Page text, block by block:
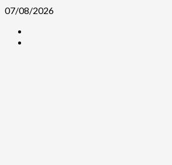
Skip
content
07/08/2026